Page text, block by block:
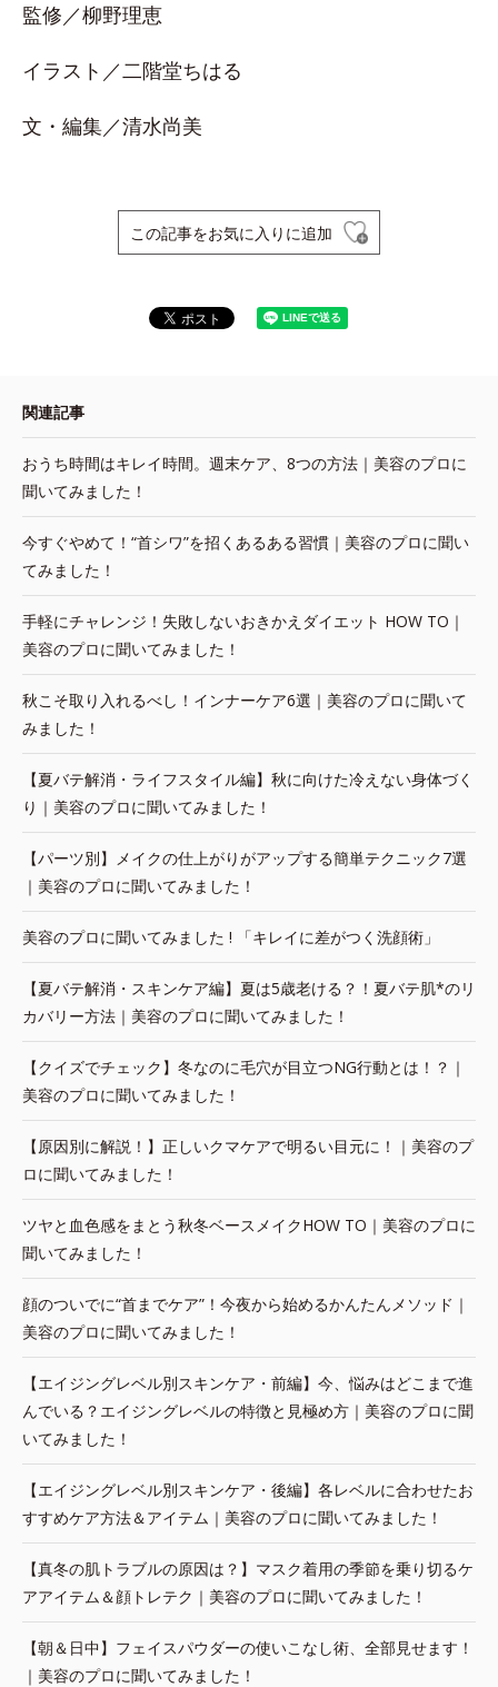
監修／柳野理恵
イラスト／二階堂ちはる
文・編集／清水尚美
この記事をお気に入りに追加
関連記事
おうち時間はキレイ時間。週末ケア、8つの方法｜美容のプロに
聞いてみました！
今すぐやめて！“首シワ”を招くあるある習慣｜美容のプロに聞い
てみました！
手軽にチャレンジ！失敗しないおきかえダイエット HOW TO｜
美容のプロに聞いてみました！
秋こそ取り入れるべし！インナーケア6選｜美容のプロに聞いて
みました！
【夏バテ解消・ライフスタイル編】秋に向けた冷えない身体づく
り｜美容のプロに聞いてみました！
【パーツ別】メイクの仕上がりがアップする簡単テクニック7選
｜美容のプロに聞いてみました！
美容のプロに聞いてみました ! 「キレイに差がつく洗顔術」
【夏バテ解消・スキンケア編】夏は5歳老ける？！夏バテ肌*のリ
カバリー方法｜美容のプロに聞いてみました！
【クイズでチェック】冬なのに毛穴が目立つNG行動とは！？｜
美容のプロに聞いてみました！
【原因別に解説！】正しいクマケアで明るい目元に！｜美容のプ
ロに聞いてみました！
ツヤと血色感をまとう秋冬ベースメイクHOW TO｜美容のプロに
聞いてみました！
顔のついでに“首までケア”！今夜から始めるかんたんメソッド｜
美容のプロに聞いてみました！
【エイジングレベル別スキンケア・前編】今、悩みはどこまで進
んでいる？エイジングレベルの特徴と見極め方｜美容のプロに聞
いてみました！
【エイジングレベル別スキンケア・後編】各レベルに合わせたお
すすめケア方法＆アイテム｜美容のプロに聞いてみました！
【真冬の肌トラブルの原因は？】マスク着用の季節を乗り切るケ
アアイテム＆顔トレテク｜美容のプロに聞いてみました！
【朝＆日中】フェイスパウダーの使いこなし術、全部見せます！
｜美容のプロに聞いてみました！